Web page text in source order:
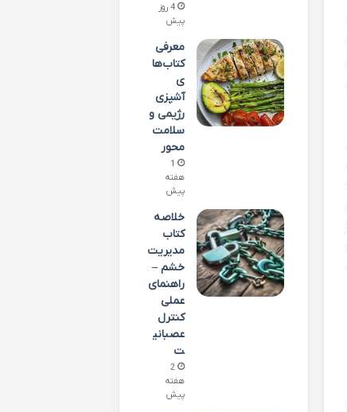
4 روز
پیش
معرفی
کتاب‌ها
ی
آشپزی
رژیمی و
سلامت
محور
1
هفته
پیش
خلاصه
کتاب
مدیریت
خشم –
راهنمای
عملی
کنترل
عصبانی
ت
2
هفته
پیش